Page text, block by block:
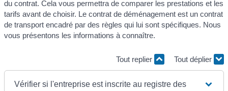
du contrat. Cela vous permettra de comparer les prestations et les
tarifs avant de choisir. Le contrat de déménagement est un contrat
de transport encadré par des règles qui lui sont spécifiques. Nous
vous présentons les informations à connaître.
Tout replier Tout déplier
Vérifier si l'entreprise est inscrite au registre des